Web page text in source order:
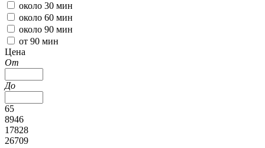
около 30 мин
около 60 мин
около 90 мин
от 90 мин
Цена
От
До
65
8946
17828
26709